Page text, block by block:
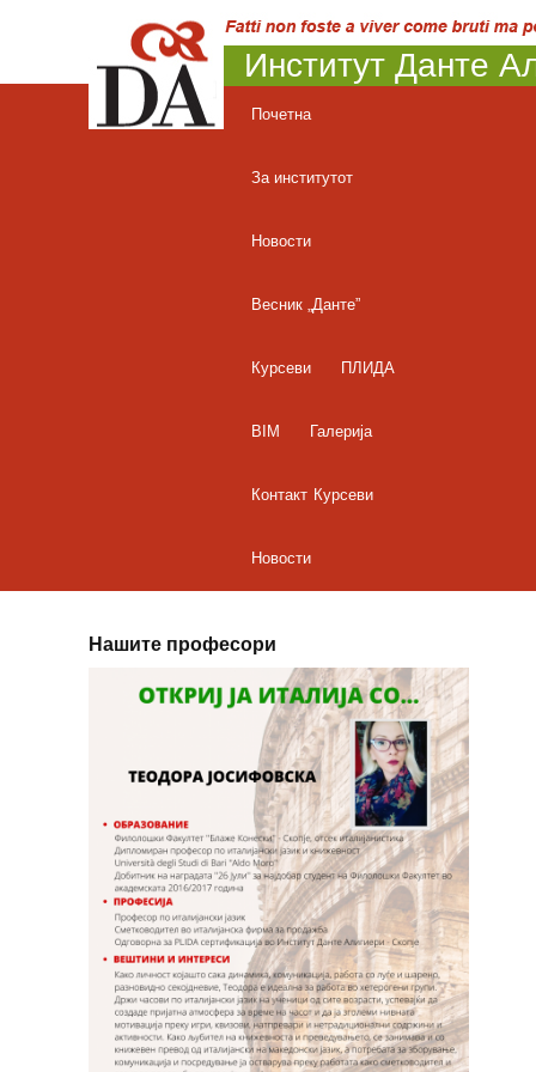
Институт Данте
Почетна
За институтот
Новости
Весник „Данте”
Курсеви ПЛИДА
BIM Галерија
Контакт Курсеви
Новости
Нашите професори